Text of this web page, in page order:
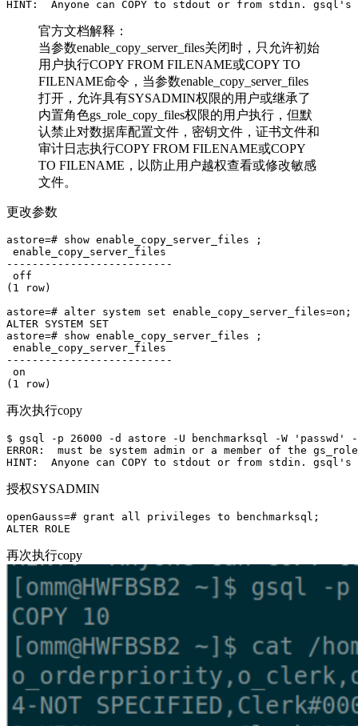
官方文档解释：
当参数enable_copy_server_files关闭时，只允许初始
用户执行COPY FROM FILENAME或COPY TO
FILENAME命令，当参数enable_copy_server_files
打开，允许具有SYSADMIN权限的用户或继承了
内置角色gs_role_copy_files权限的用户执行，但默
认禁止对数据库配置文件，密钥文件，证书文件和
审计日志执行COPY FROM FILENAME或COPY
TO FILENAME，以防止用户越权查看或修改敏感
文件。
更改参数
astore=# show enable_copy_server_files ;
enable_copy_server_files
--------------------------
off
(1 row)
astore=# alter system set enable_copy_server_files=on;
ALTER SYSTEM SET
astore=# show enable_copy_server_files ;
enable_copy_server_files
--------------------------
on
再次执行copy
$ gsql -p 26000 -d astore -U benchmarksql -W
ERROR:  must be system admin or a member of the
授权SYSADMIN
openGauss=# grant all privileges to benchmarksql;
再次执行copy